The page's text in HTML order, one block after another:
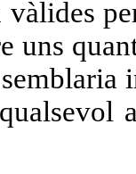
vàlides
uns